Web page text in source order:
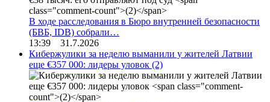
В ходе расследования в Бюро внутренней безопасности
(БВБ, IDB) собрали…
13:39 31.7.2026
Кибержулики за неделю выманили у жителей Латвии
еще €357 000: лидеры уловок (2)